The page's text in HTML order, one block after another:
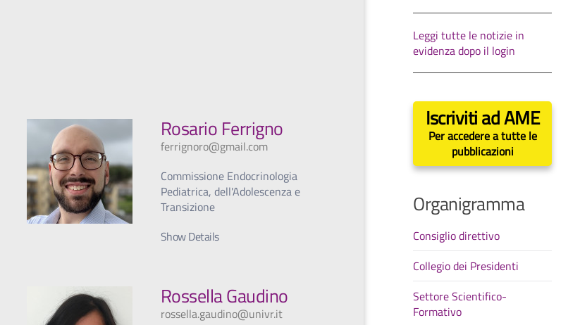
Rosario Ferrigno
ferrignoro@gmail.com
Commissione Endocrinologia
Pediatrica, dell'Adolescenza e
Transizione
Show Details
Rossella Gaudino
rossella.gaudino@univr.it
Leggi tutte le notizie in
evidenza dopo il login
Iscriviti ad AME
Per accedere a tutte le
pubblicazioni
Organigramma
Consiglio direttivo
Collegio dei Presidenti
Settore Scientifico-
Formativo